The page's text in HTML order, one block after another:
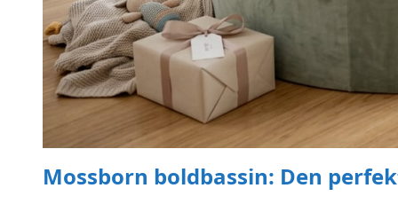
Mossborn boldbassin: Den